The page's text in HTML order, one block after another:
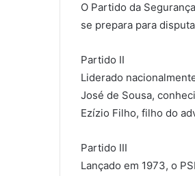
O Partido da
se prepara para
Partido II
Liderado
José de Sousa,
Ezízio Filho, filho do
Partido III
Lançado em 1973, o